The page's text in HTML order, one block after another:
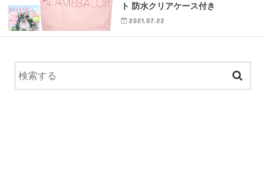
ト 防水クリアケース付き
2021.07.22